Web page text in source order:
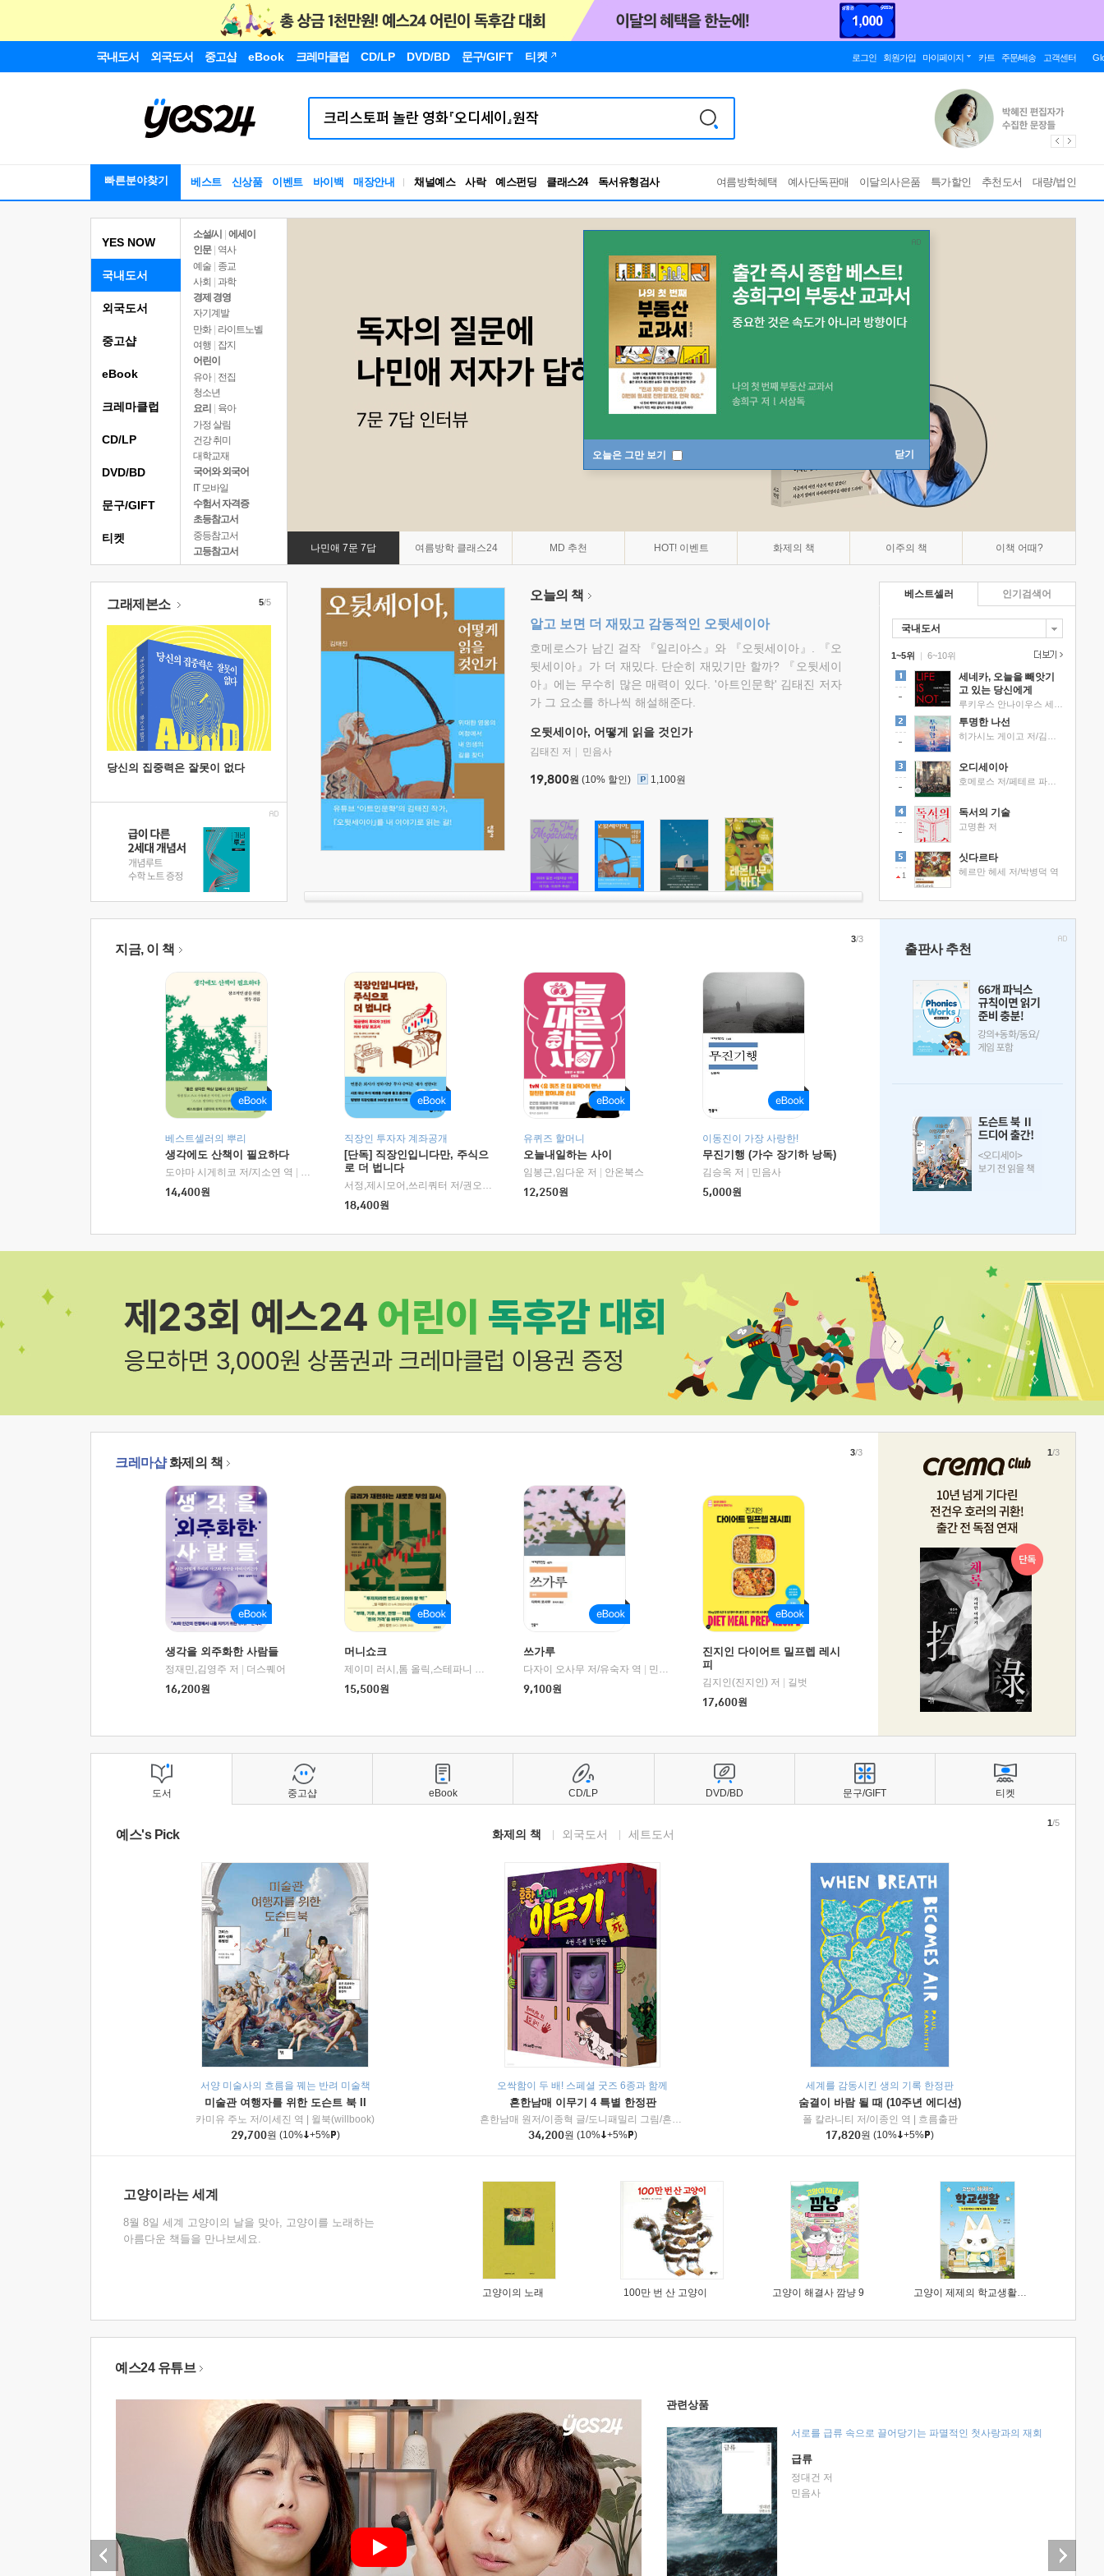
국내도서 외국도서 중고샵 eBook 크레마클럽 CD/LP DVD/BD 문구/GIFT 티켓 로그인 회원가입 마이페이지 카트 주문/배송 고객센터
빠른분야찾기 베스트 신상품 이벤트 바이백 매장안내 채널예스 사락 예스펀딩 클래스24
독서유형검사
RBTI Lab
독서유형검사
여름방학혜택 예사단독판매 이달의사은품 특가할인 추천도서 대량/법인
오늘은 그만 보기 닫기
YES NOW
국내도서
소설/시
에세이
인문
역사
예술 | 종교
사회 | 과학
경제 경영
자기계발
만화 | 라이트노벨
여행
잡지
어린이
유아 | 전집
청소년
요리
육아
가정 살림
건강 취미
대학교재
국어와 외국어
IT 모바일
수험서 자격증
초등참고서
중등참고서
고등참고서
나민애 7문 7답 여름방학 클래스24 MD 추천 HOT! 이벤트 화제의 책 이주의 책 이책 어때?
외국도서
중고샵
eBook
크레마클럽
CD/LP
DVD/BD
문구/GIFT
티켓
그래제본소
당신의 집중력은 잘못이 없다
5/5 오늘의 책
알고 보면 더 재밌고 감동적인 오뒷세이아
호메로스가 남긴 걸작 『일리아스』와 『오뒷세이아』. 『오
뒷세이아』가 더 재밌다. 단순히 재밌기만 할까? 『오뒷세이
아』에는 무수히 많은 매력이 있다. '아트인문학' 김태진 저자
가 그 요소를 하나씩 해설해준다.
오뒷세이아, 어떻게 읽을 것인가
김태진 저 민음사
19,800원 (10% 할인) 1,100원
베스트셀러
국내도서
1~5위 |
세네카, 오늘을 빼앗기
고 있는 당신에게
투명한 나선
오디세이아
독서의 기술
고명환 저
1
싯다르타
헤르만 헤세 저/박병덕 역
6~10위
인기검색어
지금, 이 책
베스트셀러의 뿌리
생각에도 산책이 필요하다
도야마 시게히코 저/지소연 역
알에이치코리아(RHK)
14,400원
직장인 투자자 계좌공개
[단독] 직장인입니다만, 주식으
로 더 법니다
서정,제시모어,쓰리쿼터 저/권오태,시그널리포트 편
18,400원
유퀴즈 할머니
오늘내일하는 사이
임봉근,임다운 저
안온북스
12,250원
이동진이 가장 사랑한!
무진기행 (가수 장기하 낭독)
김승옥 저
민음사
5,000원
3/3
출판사 추천
크레마샵화제의 책
생각을 외주화한 사람들
정재민,김영주 저
더스퀘어
16,200원
머니쇼크
제이미 러시,톰 올릭,스테파니 플랜더스 편저/임경은 역/박정호 감수 |
교보문고
15,500원
쓰가루
다자이 오사무 저/유숙자 역
민음사
9,100원
진지인 다이어트 밀프렙 레시
피
김지인(진지인) 저
길벗
17,600원
3/3 1/3
도서
예스's Pick 화제의 책 외국도서 세트도서
서양 미술사의 흐름을 꿰는 반려 미술책
미술관 여행자를 위한 도슨트 북 II
카미유 주노 저/이세진 역
윌북(willbook)
29,700원 (10% +5% )
오싹함이 두 배! 스페셜 굿즈 6종과 함께
흔한남매 이무기 4 특별 한정판
흔한남매 원저/이종혁 글/도니패밀리 그림/흔한컴퍼니 감수
미래엔아이세움
34,200원 (10% +5% )
세계를 감동시킨 생의 기록 한정판
숨결이 바람 될 때 (10주년 에디션)
폴 칼라니티 저/이종인 역
흐름출판
17,820원 (10% +5% )
1/5
고양이라는 세계
8월 8일 세계 고양이의 날을 맞아, 고양이를 노래하는
아름다운 책들을 만나보세요.
고양이의 노래 100만 번 산 고양이 고양이 해결사 깜냥 9 고양이 제제의 학교생활 1 : 초등학생이 이렇게 힘들 줄이야
중고샵 eBook CD/LP DVD/BD 문구/GIFT 티켓
예스24 유튜브
관련상품
서로를 급류 속으로 끌어당기는 파멸적인 첫사랑과의 재회
급류
정대건 저
민음사